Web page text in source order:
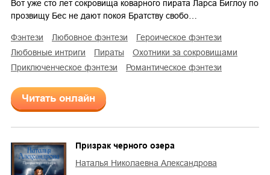
Вот уже сто лет сокровища коварного пирата Ларса Биглоу по
прозвищу Бес не дают покоя Братству свобо…
фэнтези любовное фэнтези
героическое фэнтези
любовные интриги
пираты
охотники за сокровищами
приключенческое фэнтези
романтическое фэнтези
Читать онлайн
Призрак черного озера
Наталья Николаевна Александрова